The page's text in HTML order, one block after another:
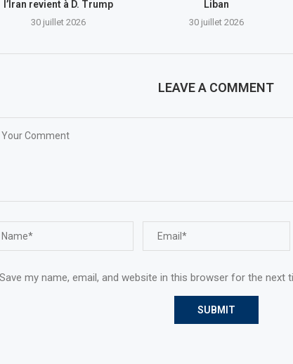
l’Iran revient à D. Trump
30 juillet 2026
Liban
30 juillet 2026
LEAVE A COMMENT
Save my name, email, and website in this browser for the next